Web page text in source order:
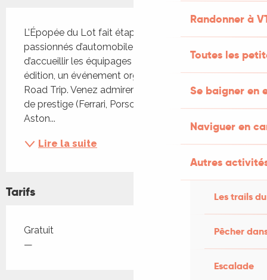
Randonner à
Toutes les
Se baigner en
Naviguer en
Autres
Les trails
Pêcher
Escalade
L’Épopée du Lot fait étape à Figeac avis aux
passionnés d’automobile ! Figeac aura le plaisir
d’accueillir les équipages de l’Épopée du Lot – 2ᵉ
édition, un événement organisé par Speed Sleek
Road Trip. Venez admirer une dizaine de voitures
de prestige (Ferrari, Porsche, Alpine, McLaren,
Aston...
Lire la suite
Tarifs
Tarifs 2026
Gratuit
—